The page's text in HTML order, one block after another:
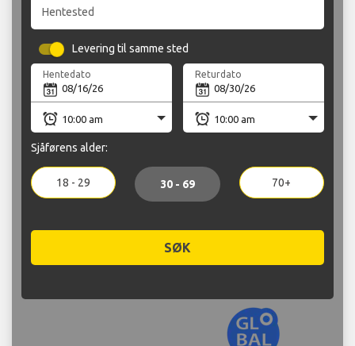
Hentested
Levering til samme sted
Hentedato Returdato
Sjåførens alder:
18 - 29 30 - 69 70+
SØK